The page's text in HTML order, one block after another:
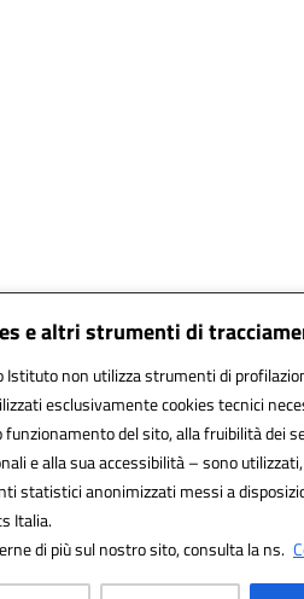
e altri strumenti di
Istituto non utilizza strumenti di
esclusivamente cookies tecnici
del sito, alla fruibilità dei
e alla sua accessibilità – sono
statistici anonimizzati messi a
Italia.
di più sul nostro sito, consulta la ns.